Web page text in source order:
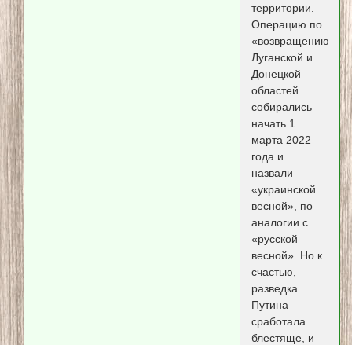
территории.
Операцию по
«возвращению»
Луганской и
Донецкой
областей
собирались
начать 1
марта 2022
года и
назвали
«украинской
весной», по
аналогии с
«русской
весной». Но к
счастью,
разведка
Путина
сработала
блестяще, и